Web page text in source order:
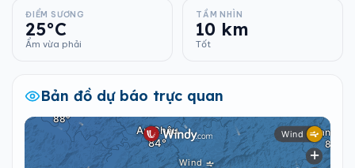
ĐIỂM SƯƠNG
25°C
Ẩm vừa phải
TẦM NHÌN
10 km
Tốt
Bản đồ dự báo trực quan